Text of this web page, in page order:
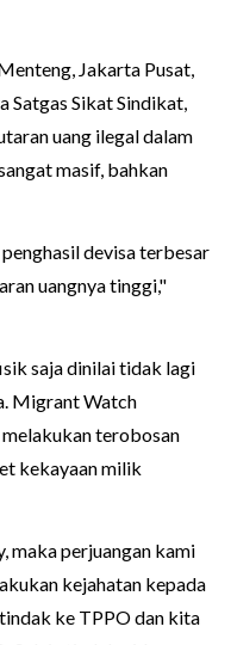
Jakarta Pusat,
Satgas Sikat Sindikat,
uang ilegal dalam
masif, bahkan
devisa terbesar
uangnya tinggi,"
saja dinilai tidak lagi
Migrant Watch
terobosan
kekayaan milik
maka perjuangan kami
kejahatan kepada
ke TPPO dan kita